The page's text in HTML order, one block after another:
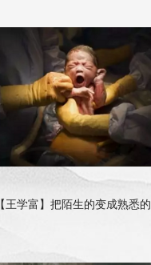
【王学富】把陌生的变成熟悉的